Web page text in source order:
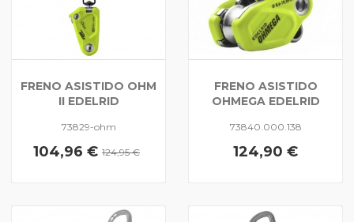
FRENO ASISTIDO OHM
II EDELRID
73829-ohm
104,96 € 124,95 €
FRENO ASISTIDO
OHMEGA EDELRID
73840.000.138
124,90 €